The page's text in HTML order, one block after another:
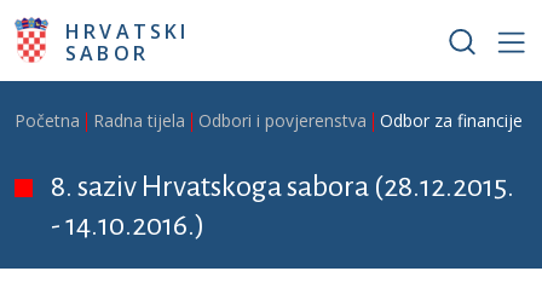
Skoči na glavni sadržaj
HRVATSKI
SABOR
Breadcrumb
Početna Radna tijela Odbori i povjerenstva Odbor za financije i
8. saziv Hrvatskoga sabora (28.12.2015.
- 14.10.2016.)